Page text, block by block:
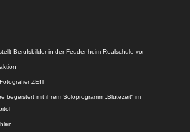
Berufsbilder in der Feudenheim Realschule vor
ZEIT
begeistert mit ihrem Soloprogramm „Blütezeit“ im